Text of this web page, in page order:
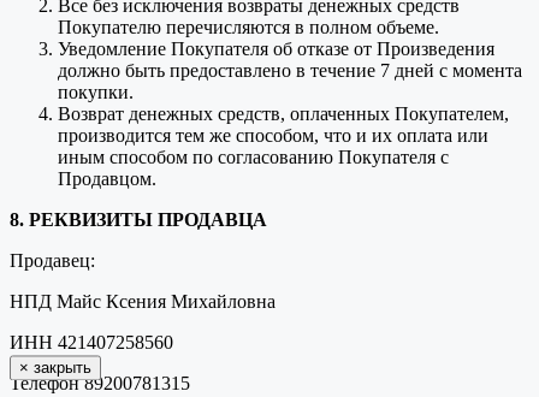
× закрыть
Все без исключения возвраты денежных средств
Покупателю перечисляются в полном объеме.
Уведомление Покупателя об отказе от Произведения
должно быть предоставлено в течение 7 дней с момента
покупки.
Возврат денежных средств, оплаченных Покупателем,
производится тем же способом, что и их оплата или
иным способом по согласованию Покупателя с
Продавцом.
8. РЕКВИЗИТЫ ПРОДАВЦА
Продавец:
НПД Майс Ксения Михайловна
ИНН 421407258560
Телефон 89200781315